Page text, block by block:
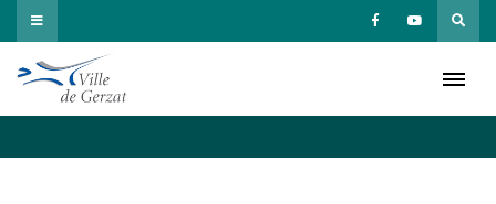
Passer
au
contenu